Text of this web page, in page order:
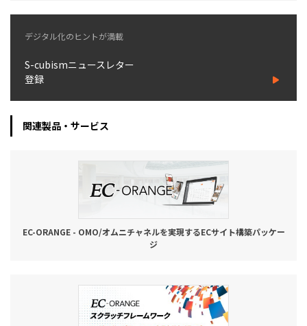
ライセンス契約
内製化支援
補助金活用支援
導入事例
03-6432-0346
お問い合わせ
デジタル化のヒントが満載
S-cubismニュースレター
登録
関連製品・サービス
EC-ORANGE - OMO/オムニチャネルを実現するECサイト構築パッケー
ジ